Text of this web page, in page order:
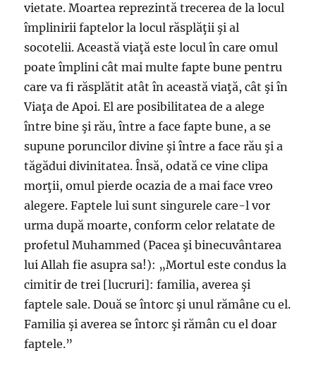
vietate. Moartea reprezintă trecerea de la locul
împlinirii faptelor la locul răsplăţii şi al
socotelii. Această viaţă este locul în care omul
poate împlini cât mai multe fapte bune pentru
care va fi răsplătit atât în această viaţă, cât şi în
Viaţa de Apoi. El are posibilitatea de a alege
între bine şi rău, între a face fapte bune, a se
supune poruncilor divine şi între a face rău şi a
tăgădui divinitatea. Însă, odată ce vine clipa
morţii, omul pierde ocazia de a mai face vreo
alegere. Faptele lui sunt singurele care-l vor
urma după moarte, conform celor relatate de
profetul Muhammed (Pacea şi binecuvântarea
lui Allah fie asupra sa!): „Mortul este condus la
cimitir de trei [lucruri]: familia, averea şi
faptele sale. Două se întorc şi unul rămâne cu el.
Familia şi averea se întorc şi rămân cu el doar
faptele.”